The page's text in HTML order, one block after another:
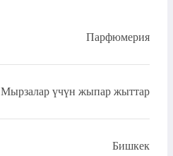
Парфюмерия
Мырзалар үчүн жыпар жыттар
Бишкек